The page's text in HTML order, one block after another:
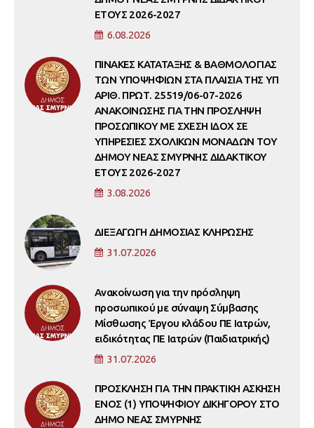
ΕΤΟΥΣ 2026-2027
6.08.2026
ΠΙΝΑΚΕΣ ΚΑΤΑΤΑΞΗΣ & ΒΑΘΜΟΛΟΓΙΑΣ
ΤΩΝ ΥΠΟΨΗΦΙΩΝ ΣΤΑ ΠΛΑΙΣΙΑ ΤΗΣ ΥΠ
ΑΡΙΘ. ΠΡΩΤ. 25519/06-07-2026
ΑΝΑΚΟΙΝΩΣΗΣ ΓΙΑ ΤΗΝ ΠΡΟΣΛΗΨΗ
ΠΡΟΣΩΠΙΚΟΥ ΜΕ ΣΧΕΣΗ ΙΔΟΧ ΣΕ
ΥΠΗΡΕΣΙΕΣ ΣΧΟΛΙΚΩΝ ΜΟΝΑΔΩΝ ΤΟΥ
ΔΗΜΟΥ ΝΕΑΣ ΣΜΥΡΝΗΣ ΔΙΔΑΚΤΙΚΟΥ
ΕΤΟΥΣ 2026-2027
3.08.2026
ΔΙΕΞΑΓΩΓΗ ΔΗΜΟΣΙΑΣ ΚΛΗΡΩΣΗΣ
31.07.2026
Ανακοίνωση για την πρόσληψη
προσωπικού με σύναψη Σύμβασης
Μίσθωσης Έργου κλάδου ΠΕ Ιατρών,
ειδικότητας ΠΕ Ιατρών (Παιδιατρικής)
31.07.2026
ΠΡΟΣΚΛΗΣΗ ΓΙΑ ΤΗΝ ΠΡΑΚΤΙΚΗ ΑΣΚΗΣΗ
ΕΝΟΣ (1) ΥΠΟΨΗΦΙΟΥ ΔΙΚΗΓΟΡΟΥ ΣΤΟ
ΔΗΜΟ ΝΕΑΣ ΣΜΥΡΝΗΣ